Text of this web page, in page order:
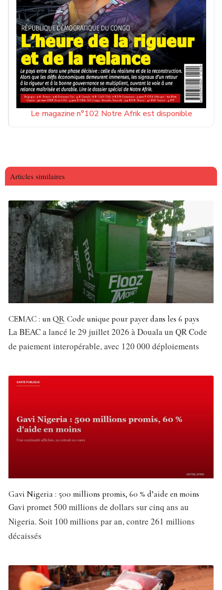
Le magazine n°102 Notre Afrik est disponible
Articles similaires
CEMAC : un QR Code unique pour payer dans les 6 pays
La BEAC a lancé le 29 juillet 2026 à Douala un QR Code
de paiement interopérable, avec 120 000 déploiements
Gavi Nigeria : 500 millions promis, 60 % d’aide en moins
Gavi promet 500 millions de dollars sur cinq ans au
Nigeria. Soit 100 millions par an, contre 261 millions
décaissés